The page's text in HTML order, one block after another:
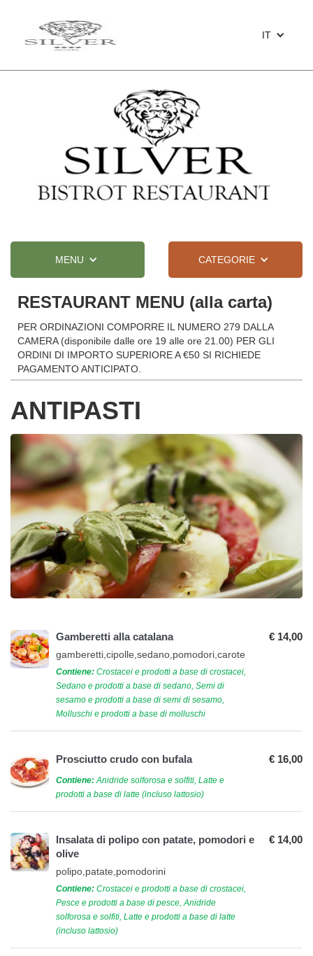
IT
MENU CATEGORIE
RESTAURANT MENU (alla carta)
PER ORDINAZIONI COMPORRE IL NUMERO 279 DALLA
CAMERA (disponibile dalle ore 19 alle ore 21.00) PER GLI
ORDINI DI IMPORTO SUPERIORE A €50 SI RICHIEDE
PAGAMENTO ANTICIPATO.
ANTIPASTI
Gamberetti alla catalana
gamberetti,cipolle,sedano,pomodori,carote
Contiene: Crostacei e prodotti a base di crostacei,
Sedano e prodotti a base di sedano, Semi di
sesamo e prodotti a base di semi di sesamo,
Molluschi e prodotti a base di molluschi
€ 14,00
Prosciutto crudo con bufala
Contiene: Anidride solforosa e solfiti, Latte e
prodotti a base di latte (incluso lattosio)
€ 16,00
Insalata di polipo con patate, pomodori e
olive
polipo,patate,pomodorini
Contiene: Crostacei e prodotti a base di crostacei,
Pesce e prodotti a base di pesce, Anidride
solforosa e solfiti, Latte e prodotti a base di latte
(incluso lattosio)
€ 14,00